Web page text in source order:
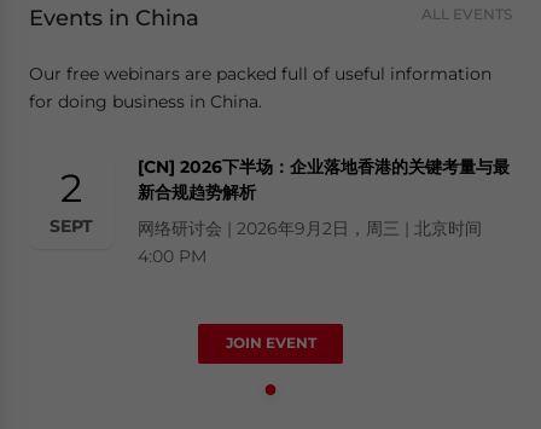
Events in China ALL EVENTS
Our free webinars are packed full of useful information
for doing business in China.
2
SEPT
[CN] 2026下半场：企业落地香港的关键考量与最
新合规趋势解析
网络研讨会 | 2026年9月2日，周三 | 北京时间
4:00 PM
JOIN EVENT